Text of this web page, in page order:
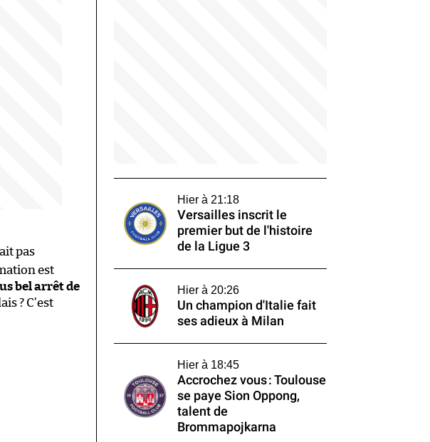
pas
est
bel arrêt de
? C’est
Hier à 21:18
Versailles inscrit le
premier but de l'histoire
de la Ligue 3
Hier à 20:26
Un champion d'Italie fait
ses adieux à Milan
Hier à 18:45
Accrochez vous : Toulouse
se paye Sion Oppong,
talent de
Brommapojkarna